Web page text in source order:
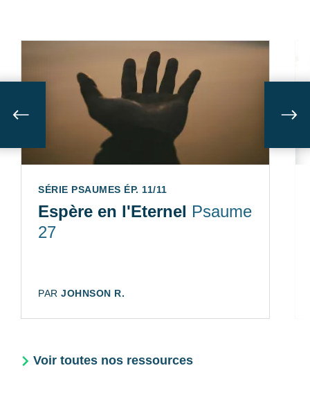
SÉRIE PSAUMES ÉP. 11/11
Espère en l'Eternel Psaume
27
AUTEUR:
PAR JOHNSON R.
Voir toutes nos ressources